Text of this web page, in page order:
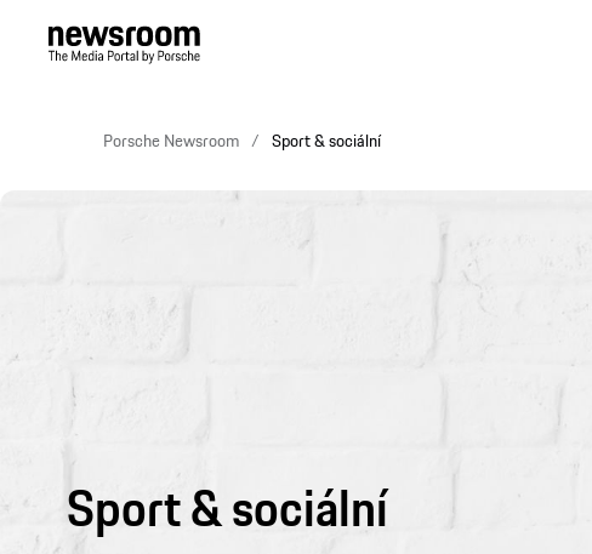
Porsche Newsroom Sport & sociální
Sport & sociální